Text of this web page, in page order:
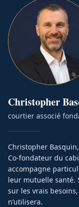
Christopher
courtier associé
Christopher
Co-fondateur du
accompagne
leur mutuelle santé.
sur les vrais
n’utilisera.